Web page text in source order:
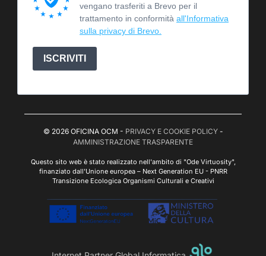
vengano trasferiti a Brevo per il
trattamento in conformità all'Informativa
sulla privacy di Brevo.
ISCRIVITI
© 2026 OFICINA OCM - PRIVACY E COOKIE POLICY-
AMMINISTRAZIONE TRASPARENTE
Questo sito web è stato realizzato nell'ambito di "Ode Virtuosity",
finanziato dall'Unione europea – Next Generation EU - PNRR
Transizione Ecologica Organismi Culturali e Creativi